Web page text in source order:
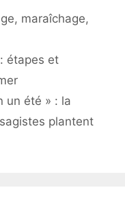
, maraîchage,
étapes et
un été » : la
plantent